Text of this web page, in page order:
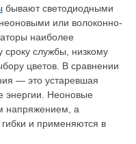
бывают светодиодными
или волоконно-
наиболее
сроку службы, низкому
цветов. В сравнении
— это устаревшая
энергии. Неоновые
напряжением, а
и применяются в